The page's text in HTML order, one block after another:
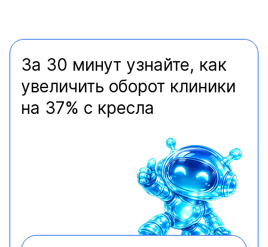
За 30 минут узнайте, как
увеличить оборот клиники
на 37% с кресла